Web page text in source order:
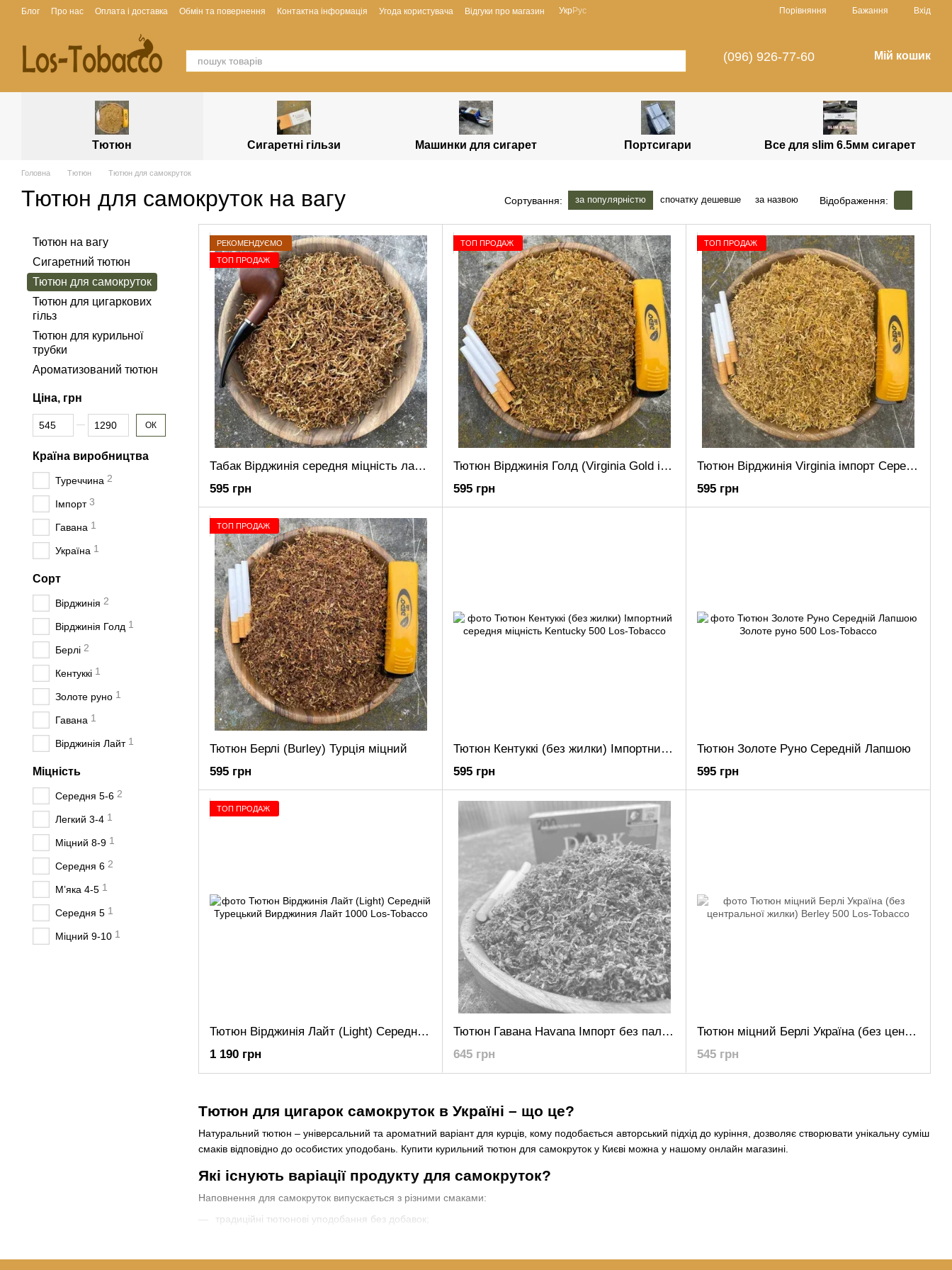
Перейти до основного контенту
Блог Про нас Оплата і доставка Обмін та повернення Контактна інформація Угода користувача Відгуки про магазин УкрРус Порівняння Бажання Вхід
(096) 926-77-60 Мій кошик
Тютюн Сигаретні гільзи Машинки для сигарет Портсигари Все для slim 6.5мм сигарет
Головна Тютюн Тютюн для самокруток
Тютюн для самокруток на вагу Сортування: за популярністю спочатку дешевше за назвою Відображення:
Тютюн для цигарок самокруток в Україні – що це?
Натуральний тютюн – універсальний та ароматний варіант для курців, кому подобається авторський підхід до куріння, дозволяє створювати унікальну суміш
смаків відповідно до особистих уподобань. Купити курильний тютюн для самокруток у Києві можна у нашому онлайн магазині.
Які існують варіації продукту для самокруток?
Наповнення для самокруток випускається з різними смаками:
традиційні тютюнові уподобання без добавок;
фруктові варіанти, ароматизовані, найлегші за міцністю.
РЕКОМЕНДУЄМО
ТОП ПРОДАЖ
Табак Вірджинія середня міцність лапшою
595 грн
ТОП ПРОДАЖ
Тютюн Вірджинія Голд (Virginia Gold імпортний) Легкий
595 грн
ТОП ПРОДАЖ
Тютюн Вірджинія Virginia імпорт Середньої міцності
595 грн
ТОП ПРОДАЖ
Тютюн Берлі (Burley) Турція міцний
595 грн
Тютюн Кентуккі (без жилки) Імпортний середня міцність
595 грн
Тютюн Золоте Руно Середній Лапшою
595 грн
ТОП ПРОДАЖ
Тютюн Вірджинія Лайт (Light) Середній Турецький
1 190 грн
Тютюн Гавана Havana Імпорт без паличок
645 грн
Тютюн міцний Берлі Україна (без центральної жилки)
545 грн
Тютюн на вагу
Сигаретний тютюн
Тютюн для самокруток
Тютюн для цигаркових
гільз
Тютюн для курильної
трубки
Ароматизований тютюн
Ціна, грн
Від Ціна, грн
До Ціна, грн ОК
Країна виробництва
Туреччина 2
Імпорт 3
Гавана 1
Україна 1
Сорт
Вірджинія 2
Вірджинія Голд 1
Берлі 2
Кентуккі 1
Золоте руно 1
Гавана 1
Вірджинія Лайт 1
Міцність
Середня 5-6 2
Легкий 3-4 1
Міцний 8-9 1
Середня 6 2
Мʼяка 4-5 1
Середня 5 1
Міцний 9-10 1